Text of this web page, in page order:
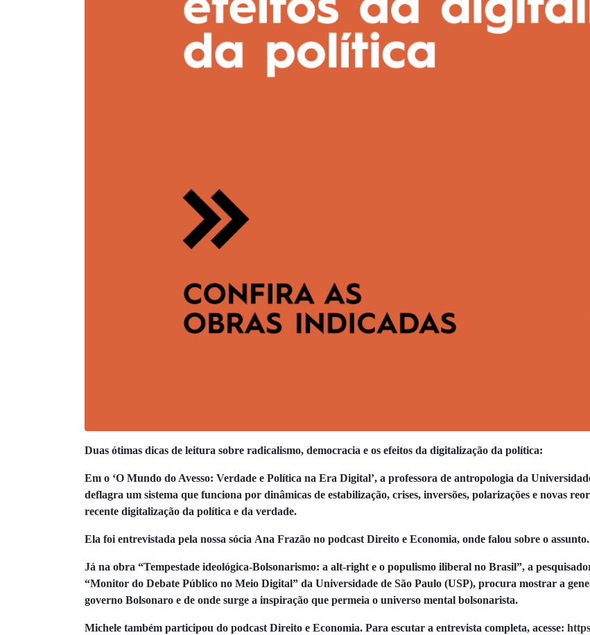
Duas ótimas dicas de leitura sobre radicalismo, democracia e os efeitos da digitalização da política:
Em o ‘O Mundo do Avesso: Verdade e Política na Era Digital’, a professora de antropologia da
deflagra um sistema que funciona por dinâmicas de estabilização, crises, inversões, polarizações e novas
recente digitalização da política e da verdade.
Ela foi entrevistada pela nossa sócia Ana Frazão no podcast Direito e Economia, onde falou sobre o
Já na obra “Tempestade ideológica-Bolsonarismo: a alt-right e o populismo iliberal no Brasil”, a
“Monitor do Debate Público no Meio Digital” da Universidade de São Paulo (USP), procura mostrar a
governo Bolsonaro e de onde surge a inspiração que permeia o universo mental bolsonarista.
Michele também participou do podcast Direito e Economia. Para escutar a entrevista completa, acesse: